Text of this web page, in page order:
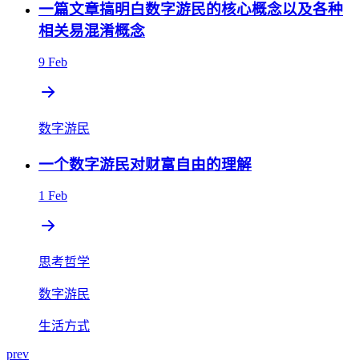
一篇文章搞明白数字游民的核心概念以及各种
相关易混淆概念
9 Feb
数字游民
一个数字游民对财富自由的理解
1 Feb
思考哲学
数字游民
生活方式
prev